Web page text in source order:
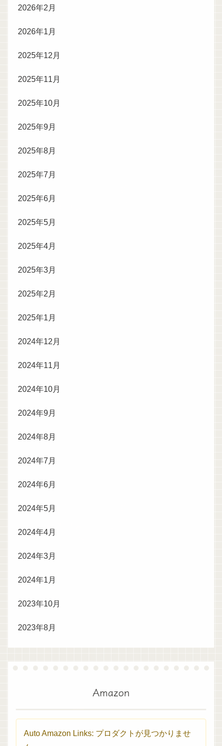
2026年2月
2026年1月
2025年12月
2025年11月
2025年10月
2025年9月
2025年8月
2025年7月
2025年6月
2025年5月
2025年4月
2025年3月
2025年2月
2025年1月
2024年12月
2024年11月
2024年10月
2024年9月
2024年8月
2024年7月
2024年6月
2024年5月
2024年4月
2024年3月
2024年1月
2023年10月
2023年8月
Amazon
Auto Amazon Links: プロダクトが見つかりませ